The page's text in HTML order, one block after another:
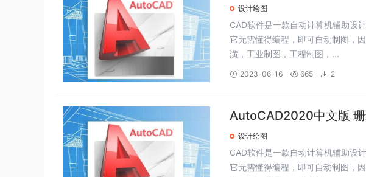
设计绘图
CAD软件是一款自动计算机辅助设
它无需懂得编程，即可自动制图，
潢，工业制图，工程制图，...
2023-06-16 665 2
AutoCAD2020中文版
设计绘图
CAD软件是一款自动计算机辅助设
它无需懂得编程，即可自动制图，